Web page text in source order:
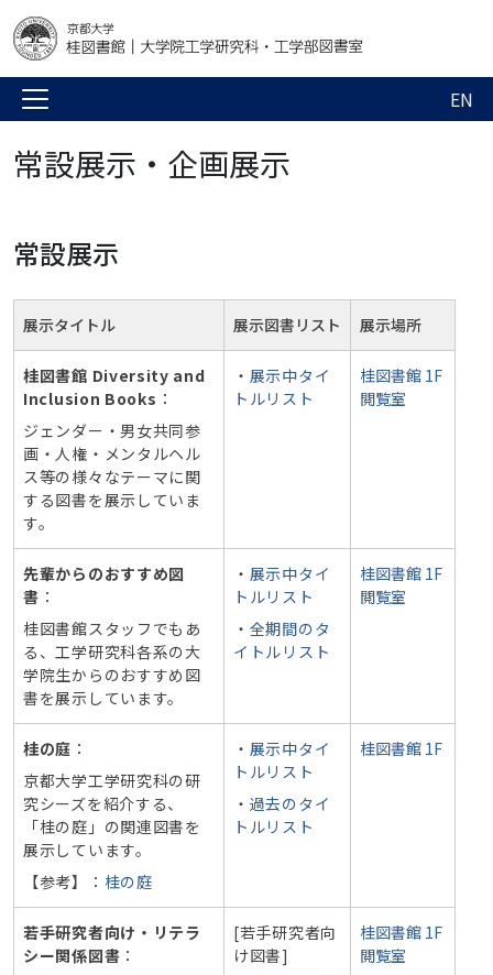
EN
常設展示・企画展示
常設展示
展示タイトル 展示図書リスト 展示場所
桂図書館 Diversity and
Inclusion Books ：
ジェンダー・男女共同参
画・人権・メンタルヘル
ス等の様々なテーマに関
する図書を展示していま
す。
・ 展示中タイ
トルリスト
桂図書館 1F
閲覧室
先輩からのおすすめ図
書 ：
桂図書館スタッフでもあ
る、工学研究科各系の大
学院生からのおすすめ図
書を展示しています。
・ 展示中タイ
トルリスト
・ 全期間のタ
イトルリスト
桂図書館 1F
閲覧室
桂の庭 ：
京都大学工学研究科の研
究シーズを紹介する、
「桂の庭」の関連図書を
展示しています。
【参考】： 桂の庭
・ 展示中タイ
トルリスト
・ 過去のタイ
トルリスト
桂図書館 1F
若手研究者向け・リテラ
シー関係図書 ：
[若手研究者向
け図書]
桂図書館 1F
閲覧室